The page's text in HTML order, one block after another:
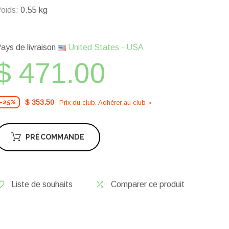
0.55 kg
de livraison United States - USA
471.00
-25% $ 353.50 Prix ​​du club. Adhérer au club »
PRÉCOMMANDE
Liste de souhaits Comparer ce produit